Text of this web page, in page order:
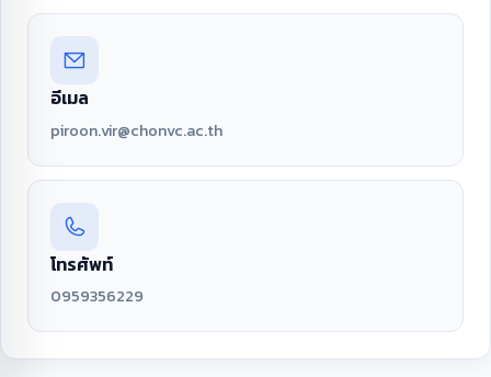
อีเมล
piroon.vir@chonvc.ac.th
โทรศัพท์
0959356229